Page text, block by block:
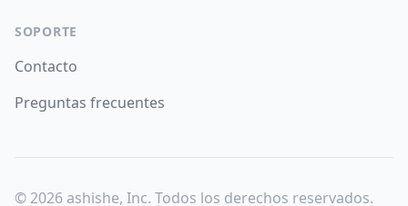
SOPORTE
Contacto
Preguntas frecuentes
© 2026 ashishe, Inc. Todos los derechos reservados.